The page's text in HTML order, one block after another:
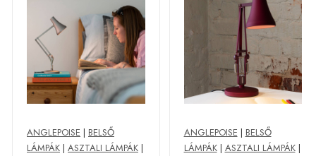
ANGLEPOISE | BELSŐ
LÁMPÁK | ASZTALI LÁMPÁK |
ANGLEPOISE | BELSŐ
LÁMPÁK| ASZTALI LÁMPÁK|